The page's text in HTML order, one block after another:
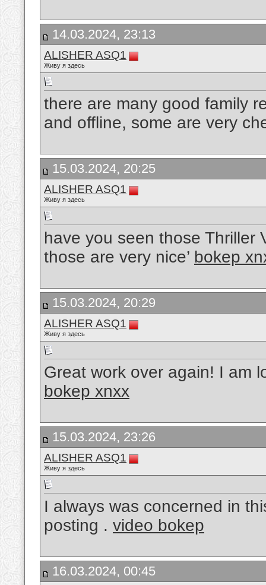
14.03.2024, 23:13
ALISHER ASQ1
Живу я здесь
there are many good family
and offline, some are very
15.03.2024, 20:25
ALISHER ASQ1
Живу я здесь
have you seen those Thriller
those are very nice’ bokep
15.03.2024, 20:29
ALISHER ASQ1
Живу я здесь
Great work over again! I am
bokep xnxx
15.03.2024, 23:26
ALISHER ASQ1
Живу я здесь
I always was concerned in
posting . video bokep
16.03.2024, 00:45